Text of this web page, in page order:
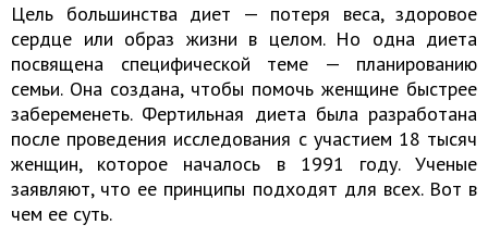
Цель большинства диет — потеря веса, здоровое
сердце или образ жизни в целом. Но одна диета
посвящена специфической теме — планированию
семьи. Она создана, чтобы помочь женщине быстрее
забеременеть. Фертильная диета была разработана
после проведения исследования с участием 18 тысяч
женщин, которое началось в 1991 году. Ученые
заявляют, что ее принципы подходят для всех. Вот в
чем ее суть.